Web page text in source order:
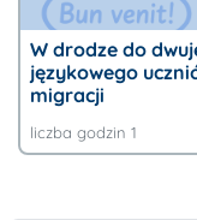
W drodze do
językowego
migracji
liczba godzin 1